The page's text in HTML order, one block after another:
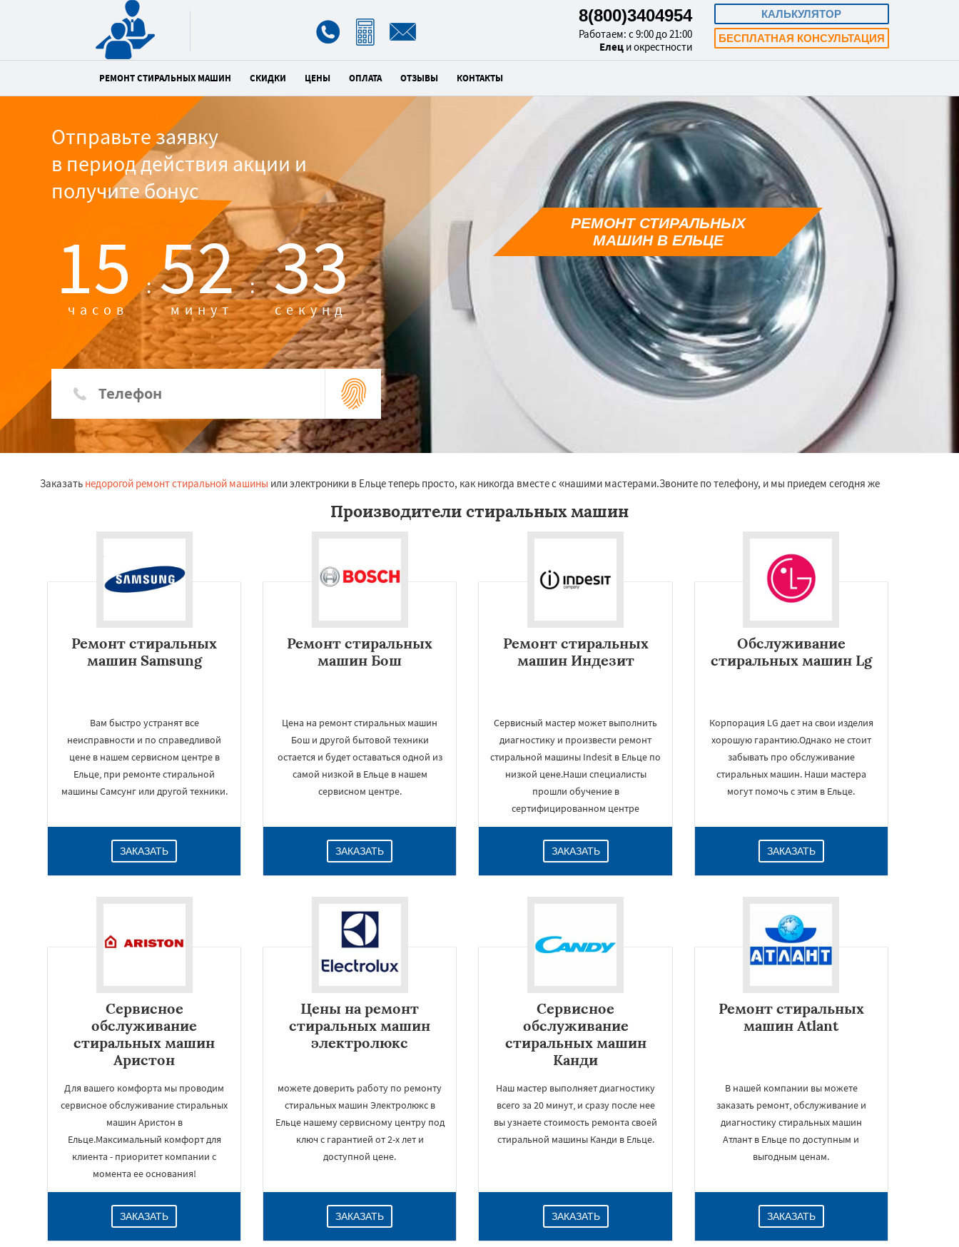
КАЛЬКУЛЯТОР
БЕСПЛАТНАЯ КОНСУЛЬТАЦИЯ
8(800)3404954
Работаем: с 9:00 до 21:00
Елец и окрестности
РЕМОНТ СТИРАЛЬНЫХ МАШИН СКИДКИ ЦЕНЫ ОПЛАТА ОТЗЫВЫ КОНТАКТЫ
Отправьте заявку
в период действия акции и
получите бонус
15 :
часов 52 :
минут 31
секунд
РЕМОНТ СТИРАЛЬНЫХ
МАШИН В ЕЛЬЦЕ
Заказать недорогой ремонт стиральной машины или электроники в Ельце теперь просто, как никогда вместе с «нашими мастерами.Звоните по телефону, и мы приедем сегодня же
Производители стиральных машин
Ремонт стиральных
машин Samsung
Вам быстро устранят все
неисправности и по справедливой
цене в нашем сервисном центре в
Ельце, при ремонте стиральной
машины Самсунг или другой техники.
ЗАКАЗАТЬ
Ремонт стиральных
машин Бош
Цена на ремонт стиральных машин
Бош и другой бытовой техники
остается и будет оставаться одной из
самой низкой в Ельце в нашем
сервисном центре.
ЗАКАЗАТЬ
Ремонт стиральных
машин Индезит
Сервисный мастер может выполнить
диагностику и произвести ремонт
стиральной машины Indesit в Ельце по
низкой цене.Наши специалисты
прошли обучение в
сертифицированном центре
ЗАКАЗАТЬ
Обслуживание
стиральных машин Lg
Корпорация LG дает на свои изделия
хорошую гарантию.Однако не стоит
забывать про обслуживание
стиральных машин. Наши мастера
могут помочь с этим в Ельце.
ЗАКАЗАТЬ
Сервисное
обслуживание
стиральных машин
Аристон
Для вашего комфорта мы проводим
сервисное обслуживание стиральных
машин Аристон в
Ельце.Максимальный комфорт для
клиента - приоритет компании с
момента ее основания!
ЗАКАЗАТЬ
Цены на ремонт
стиральных машин
электролюкс
можете доверить работу по ремонту
стиральных машин Электролюкс в
Ельце нашему сервисному центру под
ключ с гарантией от 2-х лет и
доступной цене.
ЗАКАЗАТЬ
Сервисное
обслуживание
стиральных машин
Канди
Наш мастер выполняет диагностику
всего за 20 минут, и сразу после нее
вы узнаете стоимость ремонта своей
стиральной машины Канди в Ельце.
ЗАКАЗАТЬ
Ремонт стиральных
машин Atlant
В нашей компании вы можете
заказать ремонт, обслуживание и
диагностику стиральных машин
Атлант в Ельце по доступным и
выгодным ценам.
ЗАКАЗАТЬ
×